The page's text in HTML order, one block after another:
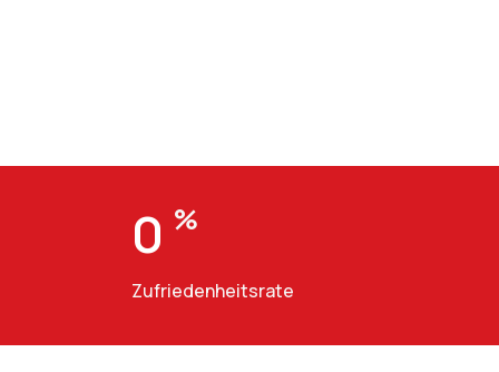
0 %
Zufriedenheitsrate